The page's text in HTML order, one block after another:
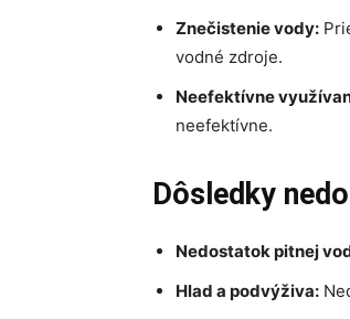
Znečistenie vody:
vodné zdroje.
Neefektívne
neefektívne.
Dôsledky
Nedostatok pitnej
Hlad a podvýživa: